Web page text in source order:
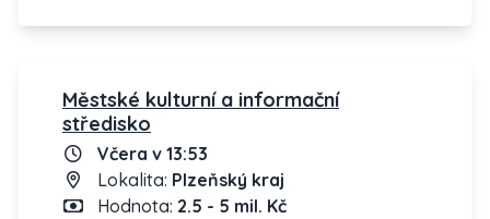
Městské kulturní a informační
středisko
Včera v 13:53
Lokalita: Plzeňský kraj
Hodnota: 2.5 - 5 mil. Kč